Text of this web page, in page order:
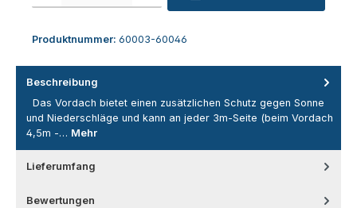
Produktnummer: 60003-60046
Beschreibung
Das Vordach bietet einen zusätzlichen Schutz gegen Sonne
und Niederschläge und kann an jeder 3m-Seite (beim Vordach
4,5m -… Mehr
Lieferumfang
Bewertungen